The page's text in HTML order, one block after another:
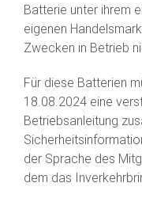
Batterie unter ihrem
eigenen
Zwecken in Betrieb
Für diese Batterien
18.08.2024 eine
Betriebsanleitung
der Sprache des
dem das